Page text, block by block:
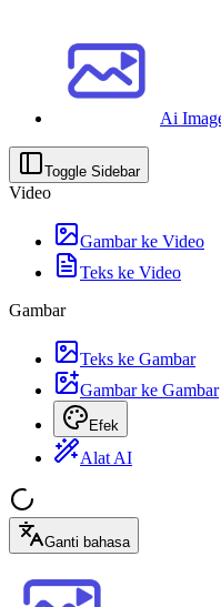
Ai
Toggle Sidebar
Video
Gambar ke Video
Teks ke Video
Gambar
Teks ke Gambar
Gambar ke Gambar
Efek
Alat AI
Ganti bahasa